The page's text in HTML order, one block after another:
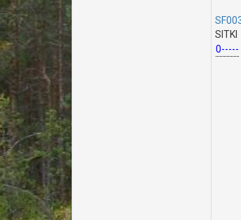
SITKI
0-----